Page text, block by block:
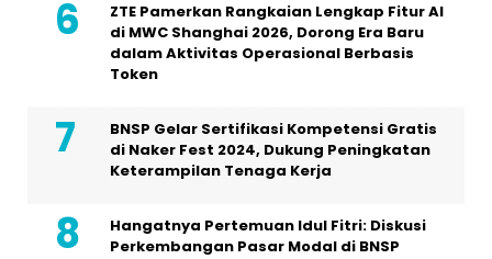
ZTE Pamerkan Rangkaian Lengkap Fitur AI
di MWC Shanghai 2026, Dorong Era Baru
dalam Aktivitas Operasional Berbasis
Token
BNSP Gelar Sertifikasi Kompetensi Gratis
di Naker Fest 2024, Dukung Peningkatan
Keterampilan Tenaga Kerja
Hangatnya Pertemuan Idul Fitri: Diskusi
Perkembangan Pasar Modal di BNSP